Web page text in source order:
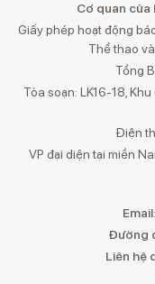
Cơ quan của
Giấy phép hoạt động
Thể thao
Tổng
Tòa soạn: LK16-18,
Điện
VP đại diện tại miền
Email:
Đường
Liên hệ